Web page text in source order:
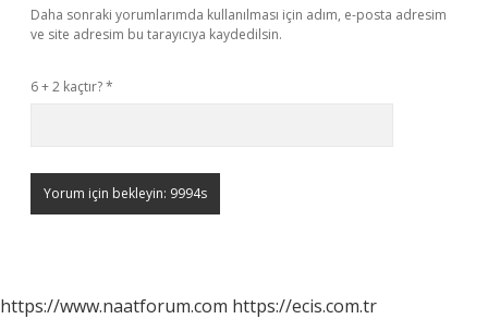
Daha sonraki yorumlarımda kullanılması için adım, e-posta adresim
ve site adresim bu tarayıcıya kaydedilsin.
6 + 2 kaçtır?*
https://www.naatforum.com https://ecis.com.tr